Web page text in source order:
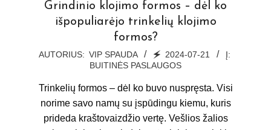
Grindinio klojimo formos – dėl ko
išpopuliarėjo trinkelių klojimo
formos?
2024-
21
AUTORIUS: VIP SPAUDA 🗲 2024-07-21
Į:
BUITINĖS PASLAUGOS
Trinkelių formos – dėl ko buvo nuspręsta. Visi
norime savo namų su įspūdingu kiemu, kuris
prideda kraštovaizdžio vertę. Vešlios žalios